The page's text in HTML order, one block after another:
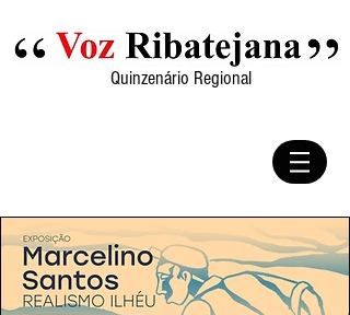
Quinzenário Regional